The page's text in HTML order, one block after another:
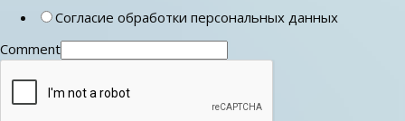
Согласие обработки персональных данных
Comment